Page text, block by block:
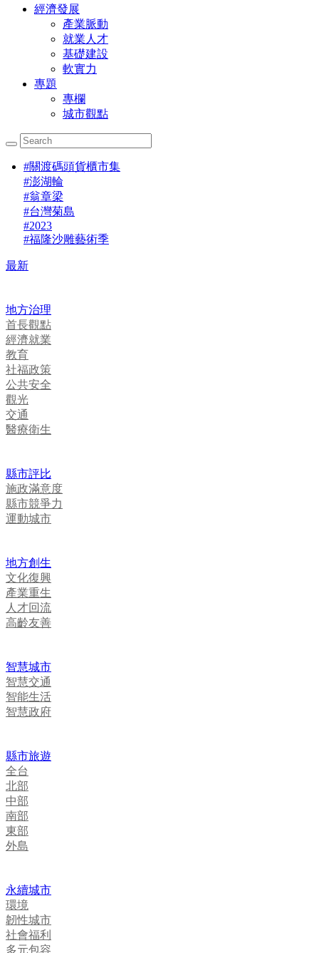
經濟發展
產業脈動
就業人才
基礎建設
軟實力
專題
專欄
城市觀點
#關渡碼頭貨櫃市集
#澎湖輪
#翁章梁
#台灣菊島
#2023
#福隆沙雕藝術季
最新
地方治理
首長觀點
經濟就業
教育
社福政策
公共安全
觀光
交通
醫療衛生
縣市評比
施政滿意度
縣市競爭力
運動城市
地方創生
文化復興
產業重生
人才回流
高齡友善
智慧城市
智慧交通
智能生活
智慧政府
縣市旅遊
全台
北部
中部
南部
東部
外島
永續城市
環境
韌性城市
社會福利
多元包容